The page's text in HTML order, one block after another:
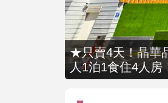
★只賣4天！晶華
人1泊1食住4人房